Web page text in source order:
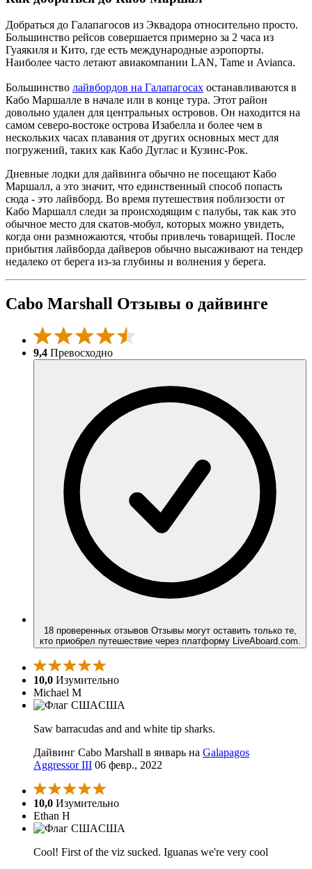
Добраться до Галапагосов из Эквадора относительно просто.
Большинство рейсов совершается примерно за 2 часа из
Гуаякиля и Кито, где есть международные аэропорты.
Наиболее часто летают авиакомпании LAN, Tame и Avianca.
Большинство лайвбордов на Галапагосах останавливаются в
Кабо Маршалле в начале или в конце тура. Этот район
довольно удален для центральных островов. Он находится на
самом северо-востоке острова Изабелла и более чем в
нескольких часах плавания от других основных мест для
погружений, таких как Кабо Дуглас и Кузинс-Рок.
Дневные лодки для дайвинга обычно не посещают Кабо
Маршалл, а это значит, что единственный способ попасть
сюда - это лайвборд. Во время путешествия поблизости от
Кабо Маршалл следи за происходящим с палубы, так как это
обычное место для скатов-мобул, которых можно увидеть,
когда они размножаются, чтобы привлечь товарищей. После
прибытия лайвборда дайверов обычно высаживают на тендер
недалеко от берега из-за глубины и волнения у берега.
Cabo Marshall Отзывы о дайвинге
9,4 Превосходно
18 проверенных отзывов Отзывы могут оставить только те,
кто приобрел путешествие через платформу LiveAboard.com.
10,0 Изумительно
Michael M
США
Saw barracudas and and white tip sharks.
Дайвинг Cabo Marshall в январь на Galapagos
Aggressor III 06 февр., 2022
10,0 Изумительно
Ethan H
США
Cool! First of the viz sucked. Iguanas we're very cool